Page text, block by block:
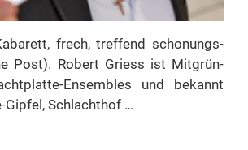
frech, tref­fend scho­nungs­
Post). Ro­bert Griess ist Mit­grün­
En­­­se­m­­bles und be­kannt
Gip­­fel, Schlachthof …